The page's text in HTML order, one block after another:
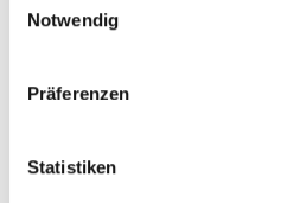
Notwendig
Präferenzen
Statistiken